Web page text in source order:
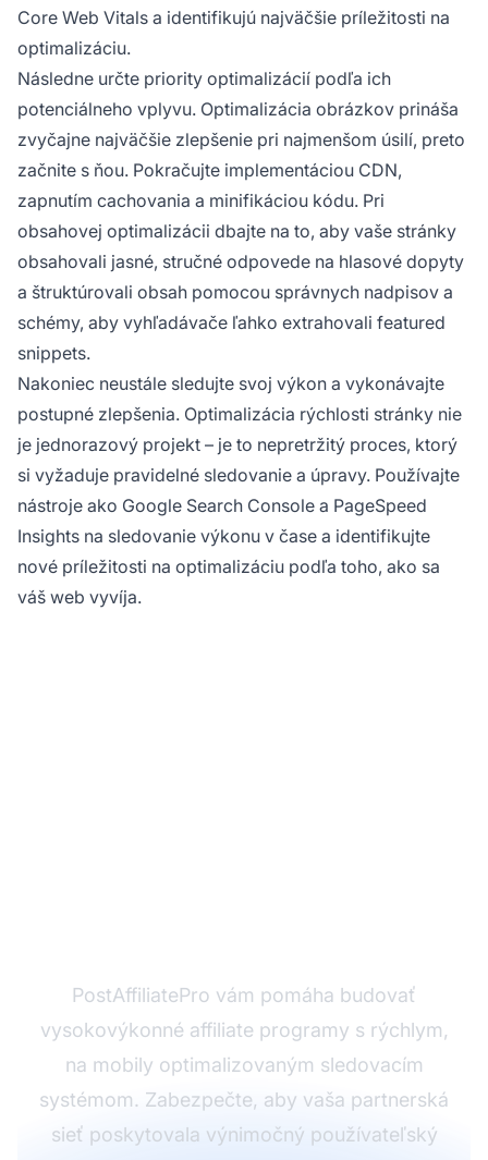
Core Web Vitals a identifikujú najväčšie príležitosti na
optimalizáciu.
Následne určte priority optimalizácií podľa ich
potenciálneho vplyvu. Optimalizácia obrázkov prináša
zvyčajne najväčšie zlepšenie pri najmenšom úsilí, preto
začnite s ňou. Pokračujte implementáciou CDN,
zapnutím cachovania a minifikáciou kódu. Pri
obsahovej optimalizácii dbajte na to, aby vaše stránky
obsahovali jasné, stručné odpovede na hlasové dopyty
a štruktúrovali obsah pomocou správnych nadpisov a
schémy, aby vyhľadávače ľahko extrahovali featured
snippets.
Nakoniec neustále sledujte svoj výkon a vykonávajte
postupné zlepšenia. Optimalizácia rýchlosti stránky nie
je jednorazový projekt – je to nepretržitý proces, ktorý
si vyžaduje pravidelné sledovanie a úpravy. Používajte
nástroje ako Google Search Console a PageSpeed
Insights na sledovanie výkonu v čase a identifikujte
nové príležitosti na optimalizáciu podľa toho, ako sa
váš web vyvíja.
PostAffiliatePro vám pomáha budovať
vysokovýkonné affiliate programy s rýchlym,
na mobily optimalizovaným sledovacím
systémom. Zabezpečte, aby vaša partnerská
sieť poskytovala výnimočný používateľský